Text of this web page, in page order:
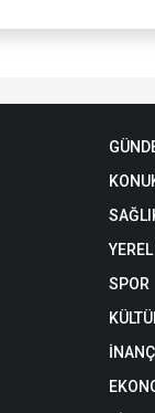
SPOR
İNANÇ